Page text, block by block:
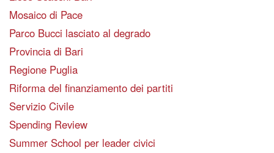
Mosaico di Pace
Parco Bucci lasciato al degrado
Provincia di Bari
Regione Puglia
Riforma del finanziamento dei partiti
Servizio Civile
Spending Review
Summer School per leader civici